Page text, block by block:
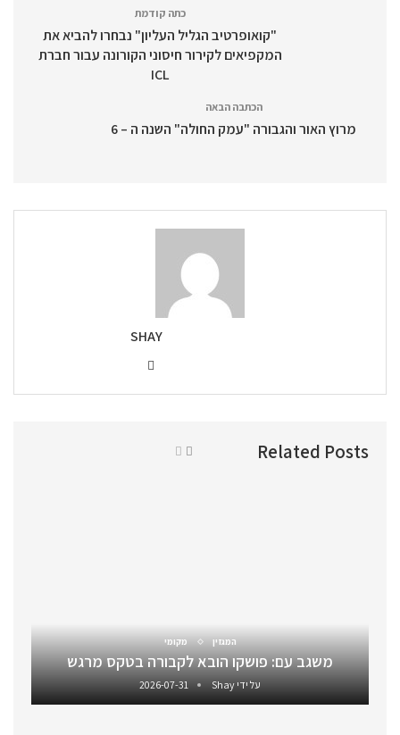
כתה קודמת
"קואופרטיב הגליל העליון" נבחרו להביא את
המקפיאים לקירור חיסוני הקורונה עבור חברת
ICL
הכתבה הבאה
מרוץ האור והגבורה "עמק החולה" השנה ה – 6
SHAY
Related Posts
המגזין מקומי
משגב עם: פושקו הובא לקבורה בטקס מרגש
על ידי Shay
2026-07-31